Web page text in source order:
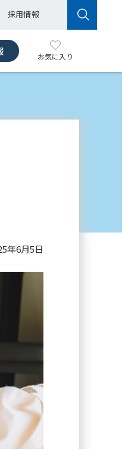
採用情報
お気に入り
年6月5日